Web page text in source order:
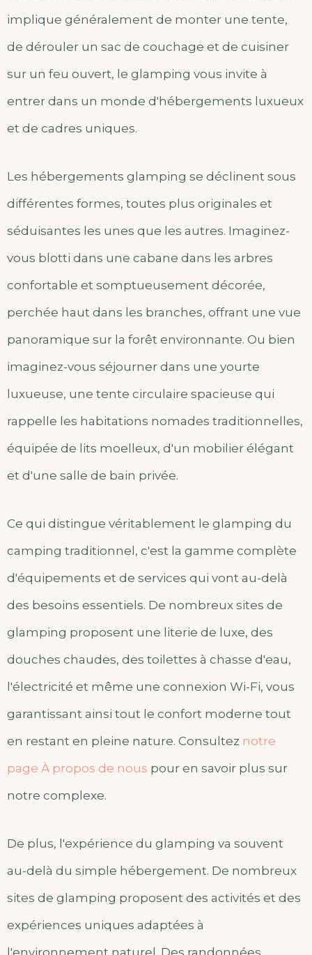
implique généralement de monter une tente,
de dérouler un sac de couchage et de cuisiner
sur un feu ouvert, le glamping vous invite à
entrer dans un monde d'hébergements luxueux
et de cadres uniques.
Les hébergements glamping se déclinent sous
différentes formes, toutes plus originales et
séduisantes les unes que les autres. Imaginez-
vous blotti dans une cabane dans les arbres
confortable et somptueusement décorée,
perchée haut dans les branches, offrant une vue
panoramique sur la forêt environnante. Ou bien
imaginez-vous séjourner dans une yourte
luxueuse, une tente circulaire spacieuse qui
rappelle les habitations nomades traditionnelles,
équipée de lits moelleux, d'un mobilier élégant
et d'une salle de bain privée.
Ce qui distingue véritablement le glamping du
camping traditionnel, c'est la gamme complète
d'équipements et de services qui vont au-delà
des besoins essentiels. De nombreux sites de
glamping proposent une literie de luxe, des
douches chaudes, des toilettes à chasse d'eau,
l'électricité et même une connexion Wi-Fi, vous
garantissant ainsi tout le confort moderne tout
en restant en pleine nature. Consultez notre
page À propos de nous pour en savoir plus sur
notre complexe.
De plus, l'expérience du glamping va souvent
au-delà du simple hébergement. De nombreux
sites de glamping proposent des activités et des
expériences uniques adaptées à
l'environnement naturel. Des randonnées